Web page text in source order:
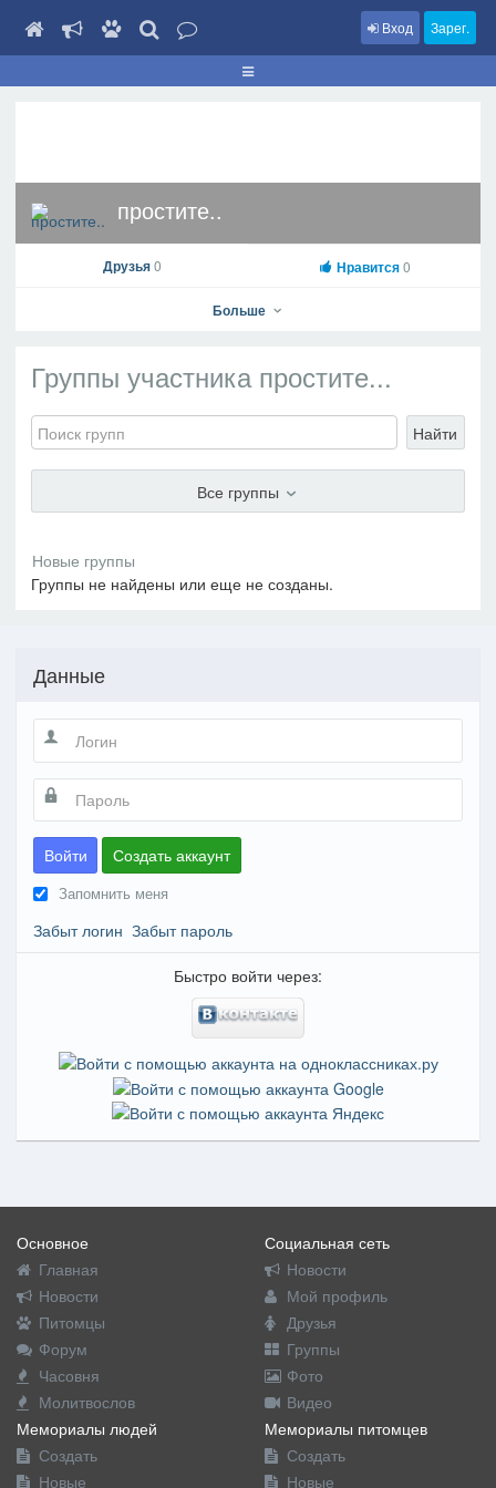
Вход Зарег.
простите..
простите..
На профиль
В друзья Фото Видео Написать сообщение
Друзья0 Нравится0
Больше
Группы участника простите...
Найти
Все группы
Группы не найдены или еще не созданы.
Данные
Войти Создать аккаунт
Запомнить меня
Забыт логин Забыт пароль
Быстро войти через:
Основное
Главная
Новости
Питомцы
Форум
Часовня
Молитвослов
Социальная сеть
Новости
Мой профиль
Друзья
Группы
Фото
Видео
Мемориалы людей
Создать
Новые
Мемориалы питомцев
Создать
Новые